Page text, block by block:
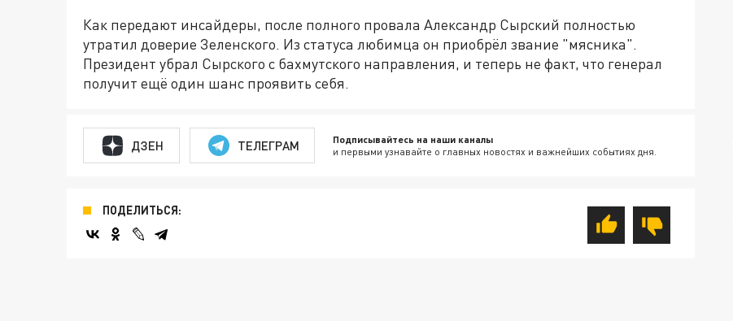
Как передают инсайдеры, после полного провала Александр Сырский полностью
утратил доверие Зеленского. Из статуса любимца он приобрёл звание "мясника".
Президент убрал Сырского с бахмутского направления, и теперь не факт, что генерал
получит ещё один шанс проявить себя.
ДЗЕН ТЕЛЕГРАМ Подписывайтесь на наши каналы
и первыми узнавайте о главных новостях и важнейших событиях дня.
ПОДЕЛИТЬСЯ: